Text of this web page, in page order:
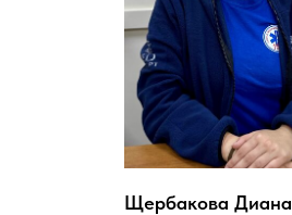
Щербакова Диана